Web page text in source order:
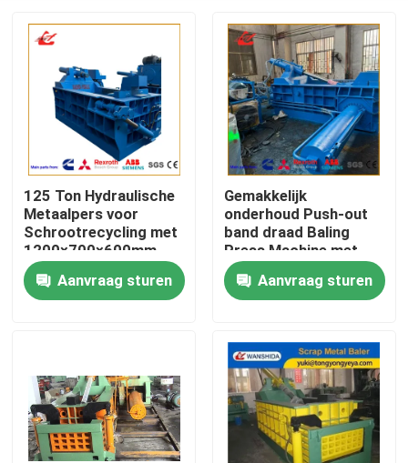
Huis
Over ons
125 Ton Hydraulische
Metaalpers voor
Schrootrecycling met
1200×700×600mm
Kamer
Aanvraag sturen
Gemakkelijk
onderhoud Push-out
band draad Baling
Press Machine met
PLC-besturing voor
een betere ROI in
banden recycling
Aanvraag sturen